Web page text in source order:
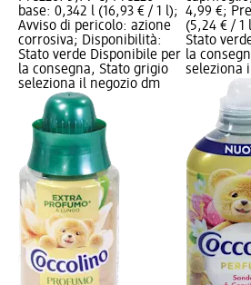
base: 0,342 l (16,93 € / 1 l);
Avviso di pericolo: azione
corrosiva; Disponibilità:
Stato verde Disponibile per
la consegna, Stato grigio
seleziona il negozio dm
4,99 €;
(5,24 € / 1
Stato
la
seleziona